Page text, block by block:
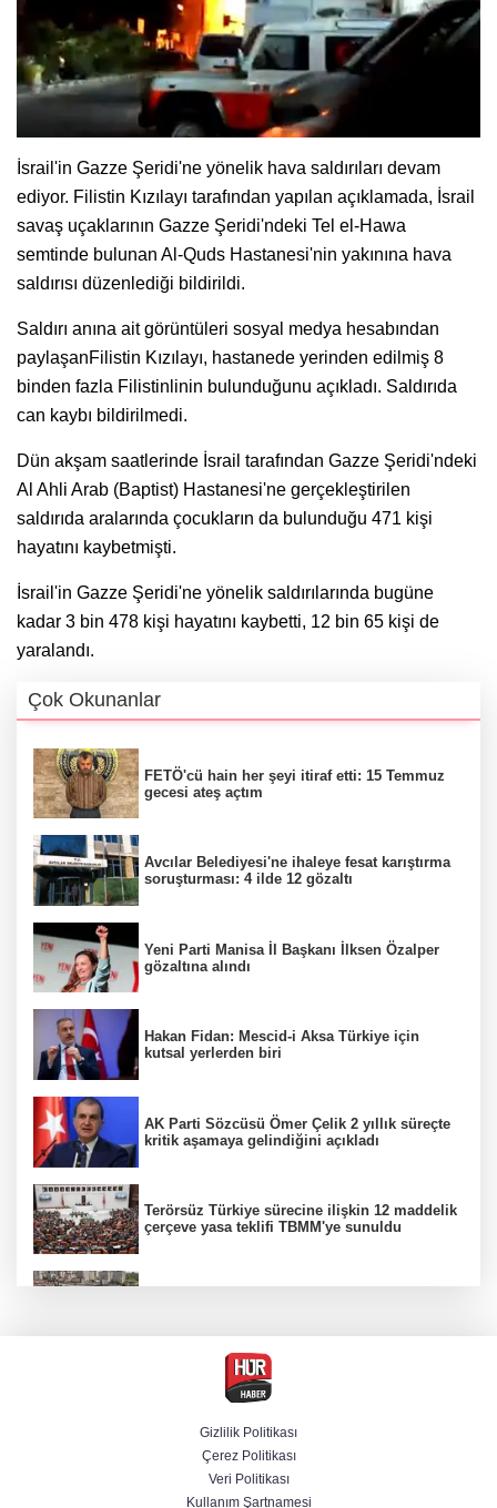
İsrail'in Gazze Şeridi'ne yönelik hava saldırıları devam
ediyor. Filistin Kızılayı tarafından yapılan açıklamada, İsrail
savaş uçaklarının Gazze Şeridi'ndeki Tel el-Hawa
semtinde bulunan Al-Quds Hastanesi'nin yakınına hava
saldırısı düzenlediği bildirildi.
Saldırı anına ait görüntüleri sosyal medya hesabından
paylaşanFilistin Kızılayı, hastanede yerinden edilmiş 8
binden fazla Filistinlinin bulunduğunu açıkladı. Saldırıda
can kaybı bildirilmedi.
Dün akşam saatlerinde İsrail tarafından Gazze Şeridi'ndeki
Al Ahli Arab (Baptist) Hastanesi'ne gerçekleştirilen
saldırıda aralarında çocukların da bulunduğu 471 kişi
hayatını kaybetmişti.
İsrail'in Gazze Şeridi'ne yönelik saldırılarında bugüne
kadar 3 bin 478 kişi hayatını kaybetti, 12 bin 65 kişi de
yaralandı.
Çok Okunanlar
FETÖ'cü hain her şeyi itiraf etti: 15 Temmuz
gecesi ateş açtım
Avcılar Belediyesi'ne ihaleye fesat karıştırma
soruşturması: 4 ilde 12 gözaltı
Yeni Parti Manisa İl Başkanı İlksen Özalper
gözaltına alındı
Hakan Fidan: Mescid-i Aksa Türkiye için
kutsal yerlerden biri
AK Parti Sözcüsü Ömer Çelik 2 yıllık süreçte
kritik aşamaya gelindiğini açıkladı
Terörsüz Türkiye sürecine ilişkin 12 maddelik
çerçeve yasa teklifi TBMM'ye sunuldu
CHP'li belediye başkanın yazışmaları rüşvet
ağını ortaya koydu
Serdal Adalı'dan Salah açıklaması!
''Transferini biz istemedik''
Gizlilik Politikası
Çerez Politikası
Veri Politikası
Kullanım Şartnamesi